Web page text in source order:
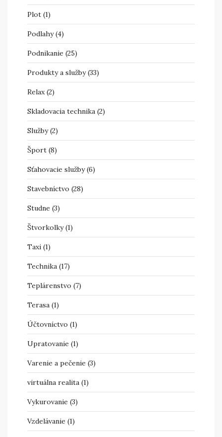
Plot (1)
Podlahy(4)
Podnikanie (25)
Produkty a služby(33)
Relax(2)
Skladovacia technika (2)
Služby(2)
Šport (8)
Sťahovacie služby(6)
Stavebníctvo (28)
Studne (3)
Štvorkolky(1)
Taxi (1)
Technika (17)
Teplárenstvo (7)
Terasa (1)
Účtovníctvo (1)
Upratovanie (1)
Varenie a pečenie (3)
virtuálna realita (1)
Vykurovanie (3)
Vzdelávanie (1)